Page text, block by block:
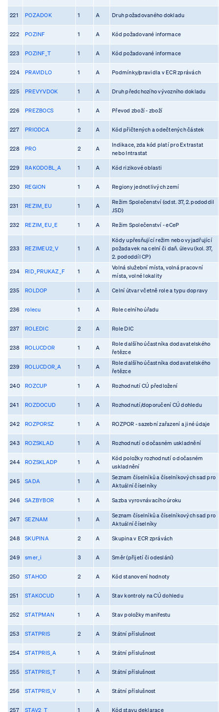
221 POZADOK 1 A Druh požadovaného dokladu
222 POZINF 1 A Kód požadované informace
223 POZINF_T 1 A Kód požadované informace
224 PRAVIDLO 1 A Podmínky/pravidla v ECR zprávách
225 PREVYVDOK 1 A Druh předchozího vývozního dokladu
226 PREZBOCS 1 A Převod zboží - zboží
227 PRIODCA 2 A Kód přičtených a odečtených částek
228 PRO 2 A
Indikace, zda kód platí pro Extrastat
nebo Intrastat
229 RAKODOBL_A 1 A Kód rizikové oblasti
230 REGION 1 A Regiony jednotlivých zemí
231 REZIM_EU 1 A
Režim Společenství (odst. 37, 2. pododdil
JSD)
232 REZIM_EU_E 1 A Režim Společenství - eCeP
233 REZIMEU2_V 1 A
Kódy upřesňující režim nebo vyjadřující
požadavek na celní či daň. úlevu (kol. 37,
2. pododdíl CP)
234 RID_PRUKAZ_F 1 A
Volná služební místa, volná pracovní
místa, volné lokality
235 ROLDOP 1 A Celní útvar včetně role a typu dopravy
236 rolecu 1 A Role celního úřadu
237 ROLEDIC 2 A Role DIC
238 ROLUCDOR 1 A
Role dalšího účastníka dodavatelského
řetězce
239 ROLUCDOR_A 1 A
Role dalšího účastníka dodavatelského
řetězce
240 ROZCUP 1 A Rozhodnutí CÚ předložení
241 ROZDOCUD 1 A Rozhodnutí/doporučení CÚ dohledu
242 ROZPORSZ 1 A ROZPOR - sazební zařazení a jiné údaje
243 ROZSKLAD 1 A Rozhodnutí o dočasném uskladnění
244 ROZSKLADP 1 A
Kód položky rozhodnutí o dočasném
uskladnění
245 SADA 1 A
Seznam číselníků a číselníkových sad pro
Aktuální číselníky
246 SAZBYBOR 1 A Sazba vyrovnávacího úroku
247 SEZNAM 1 A
Seznam číselníků a číselníkových sad pro
Aktuální číselníky
248 SKUPINA 2 A Skupina v ECR zprávách
249 smer_i 3 A Směr (přijetí či odeslání)
250 STAHOD 2 A Kód stanovení hodnoty
251 STAKOCUD 1 A Stav kontroly na CÚ dohledu
252 STATPMAN 1 A Stav položky manifestu
253 STATPRIS 2 A Státní příslušnost
254 STATPRIS_A 1 A Státní příslušnost
255 STATPRIS_T 1 A Státní příslušnost
256 STATPRIS_V 1 A Státní příslušnost
257 STAV2_T 1 A Kód stavu deklarace